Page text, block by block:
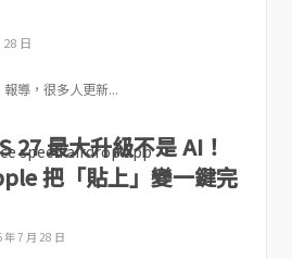
日
導，很多人更新...
27 最大升級不是 AI！
把「貼上」變一鍵完
年 7 月 28 日